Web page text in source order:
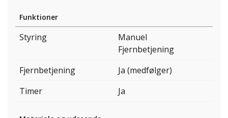
Funktioner
Styring
Manuel
Fjernbetjening
Fjernbetjening
Ja (medfølger)
Timer
Ja